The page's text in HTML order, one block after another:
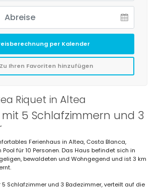
Riquet in Altea
mit 5 Schlafzimmern und 3
Ferienhaus in Altea, Costa Blanca,
für 10 Personen. Das Haus befindet sich in
bewaldeten und Wohngegend und ist 3 km
Schlafzimmer und 3 Badezimmer, verteilt auf die
per Kalender
Zu Ihren Favoriten hinzufügen